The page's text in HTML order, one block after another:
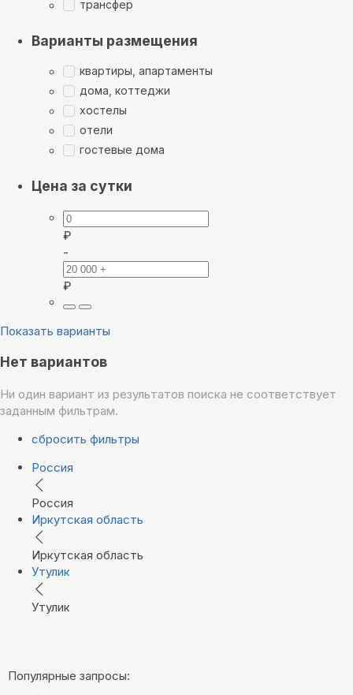
трансфер
Варианты размещения
квартиры, апартаменты
дома, коттеджи
хостелы
отели
гостевые дома
Цена за сутки
₽
-
₽
Показать варианты
Нет вариантов
Ни один вариант из результатов поиска не соответствует
заданным фильтрам.
сбросить фильтры
Россия
Россия
Иркутская область
Иркутская область
Утулик
Утулик
Популярные запросы: